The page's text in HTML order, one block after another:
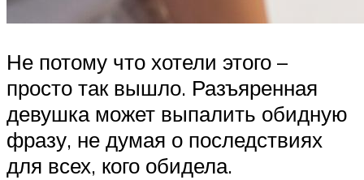
Не потому что хотели этого –
просто так вышло. Разъяренная
девушка может выпалить обидную
фразу, не думая о последствиях
для всех, кого обидела.